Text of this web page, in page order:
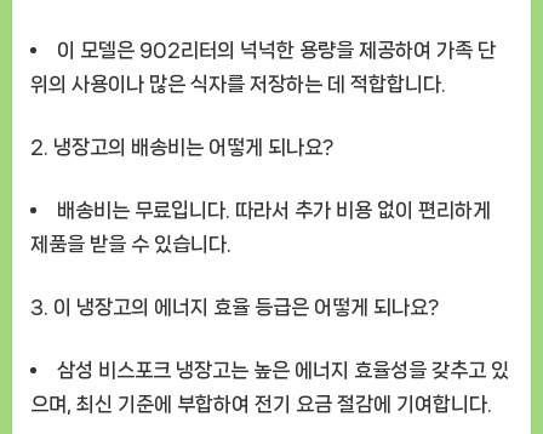
이 모델은 902리터의 넉넉한 용량을 제공하여 가족 단
위의 사용이나 많은 식자를 저장하는 데 적합합니다.
2. 냉장고의 배송비는 어떻게 되나요?
배송비는 무료입니다. 따라서 추가 비용 없이 편리하게
제품을 받을 수 있습니다.
3. 이 냉장고의 에너지 효율 등급은 어떻게 되나요?
삼성 비스포크 냉장고는 높은 에너지 효율성을 갖추고 있
으며, 최신 기준에 부합하여 전기 요금 절감에 기여합니다.